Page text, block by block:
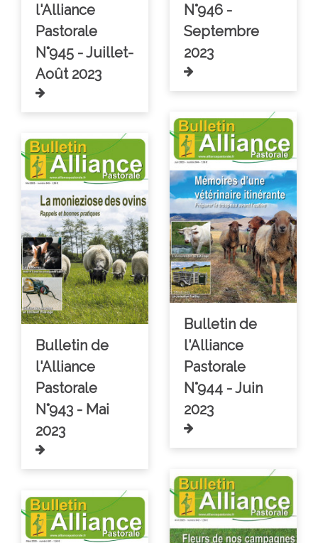
N°946 -
Septembre
2023
l'Alliance
Pastorale
N°945 - Juillet-
Août 2023
Bulletin de
l'Alliance
Pastorale
N°944 - Juin
2023
Bulletin de
l'Alliance
Pastorale
N°943 - Mai
2023